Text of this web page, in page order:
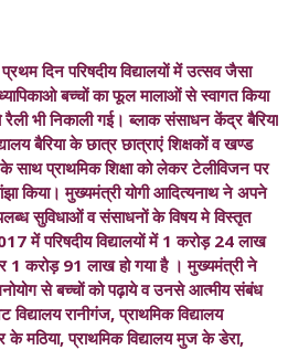
दिन परिषदीय विद्यालयों में उत्सव जैसा
बच्चों का फूल मालाओं से स्वागत किया
भी निकाली गई। ब्लाक संसाधन केंद्र बैरिया
बैरिया के छात्र छात्राएं शिक्षकों व खण्ड
साथ प्राथमिक शिक्षा को लेकर टेलीविजन पर
किया। मुख्यमंत्री योगी आदित्यनाथ ने अपने
सुविधाओं व संसाधनों के विषय मे विस्तृत
में परिषदीय विद्यालयों में 1 करोड़ 24 लाख
1 करोड़ 91 लाख हो गया है । मुख्यमंत्री ने
से बच्चों को पढ़ाये व उनसे आत्मीय संबंध
रानीगंज, प्राथमिक विद्यालय
के मठिया, प्राथमिक विद्यालय मुज के डेरा,